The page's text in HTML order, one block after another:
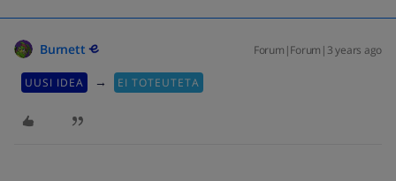
Burnett Forum|Forum|3 years ago
UUSI IDEA → EI TOTEUTETA